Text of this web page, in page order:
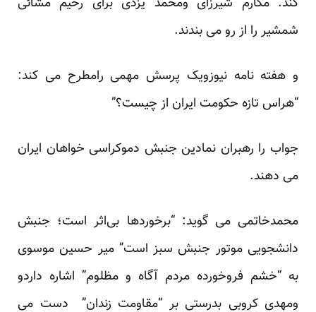
شمشیر را از رو می بندند.
و هفته نامه نیوزویک پرسش مهمی رامطرح می کند:
“هراس تازه حکومت ایران از چیست؟”
جواب را رهبران نمادین جنبش دموکراسی خواهان ایران
می دهند.
محمدخاتمی می گوید: “برخوردها بی‌اثر است؛ جنبش
دانشجویی موتور جنبش سبز است” میر حسین موسوی
به “خشم فروخورده‌ مردم آگاه و مظلوم” اشاره داردو
ومهدی کروبی بدرستی بر “مقاومت زندان” دست می